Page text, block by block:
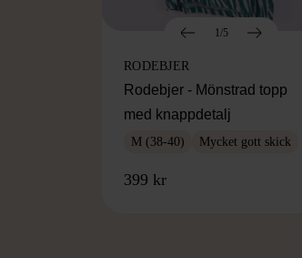
1/5
RODEBJER
Rodebjer - Mönstrad topp
med knappdetalj
M (38-40) Mycket gott skick
399 kr